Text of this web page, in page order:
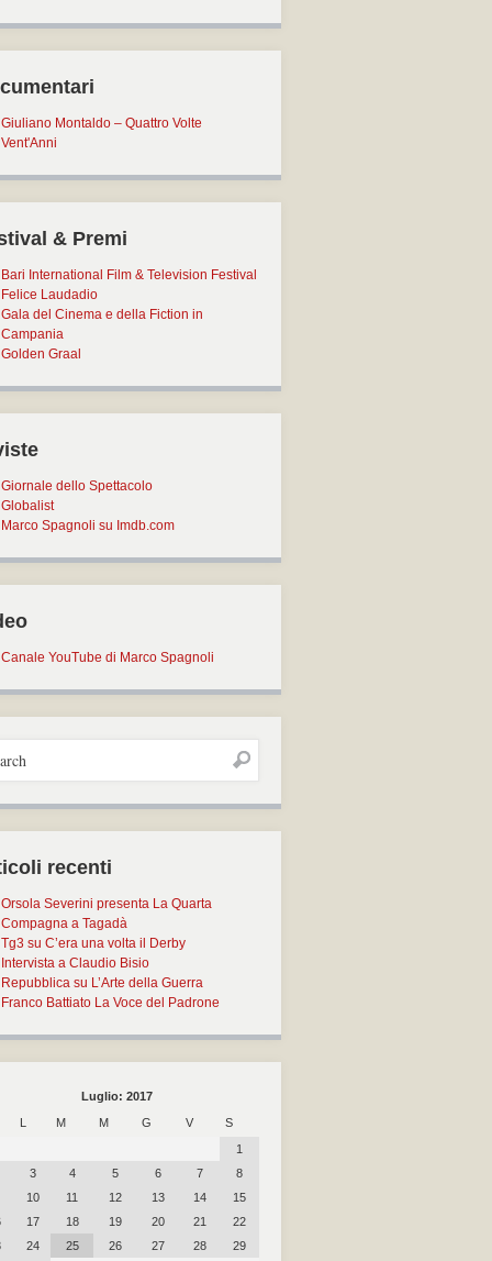
Giuliano Montaldo – Quattro Volte
Vent'Anni
& Premi
Bari International Film & Television Festival
Felice Laudadio
Gala del Cinema e della Fiction in
Campania
Golden Graal
Giornale dello Spettacolo
Globalist
Marco Spagnoli su Imdb.com
Canale YouTube di Marco Spagnoli
recenti
Orsola Severini presenta La Quarta
Compagna a Tagadà
Tg3 su C’era una volta il Derby
Intervista a Claudio Bisio
Repubblica su L’Arte della Guerra
Franco Battiato La Voce del Padrone
Luglio: 2017
L M M G V
S
1
3 4 5 6 7
8
10 11 12 13 14
15
17 18 19 20 21
22
24 25 26 27 28
29